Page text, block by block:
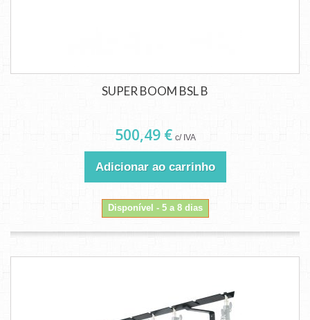
SUPER BOOM BSL B
500,49 € c/ IVA
Adicionar ao carrinho
Disponível - 5 a 8 dias